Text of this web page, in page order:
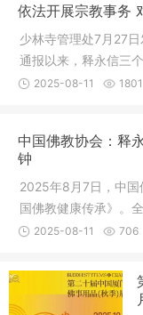
依法开展宗教事务
少林寺管理处7月27
通报以来，释永信三
沸沸扬
2025-08-11 1801
中国佛教协会：释
钟
2025年8月7日，中国
国佛教健康传承》。
佛教戒律
2025-08-11 706